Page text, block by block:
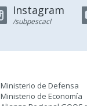
Instagram
/subpescacl
Ministerio de Defensa
Ministerio de Economía